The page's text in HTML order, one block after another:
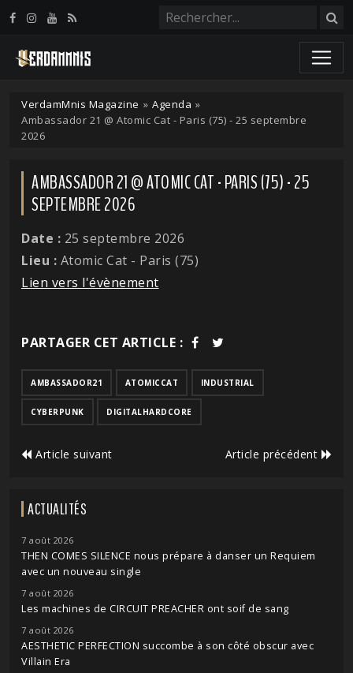
VerdamMnis Magazine » Agenda »
Ambassador 21 @ Atomic Cat - Paris (75) - 25 septembre
2026
AMBASSADOR 21 @ ATOMIC CAT - PARIS (75) - 25
SEPTEMBRE 2026
Date : 25 septembre 2026
Lieu : Atomic Cat - Paris (75)
Lien vers l'évènement
PARTAGER CET ARTICLE :
AMBASSADOR21 ATOMICCAT INDUSTRIAL
CYBERPUNK DIGITALHARDCORE
Article suivant Article précédent
ACTUALITÉS
7 août 2026
THEN COMES SILENCE nous prépare à danser un Requiem
avec un nouveau single
7 août 2026
Les machines de CIRCUIT PREACHER ont soif de sang
7 août 2026
AESTHETIC PERFECTION succombe à son côté obscur avec
Villain Era
Panneau de gestion des cookies